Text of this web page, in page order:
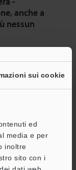
sui cookie
ed
media e per
inoltre
sito con i
anche a
nessun
senza dover
che per i target
può